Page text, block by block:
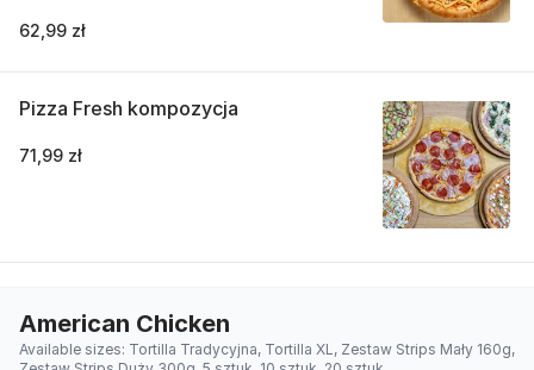
62,99 zł
Pizza Fresh kompozycja
71,99 zł
American Chicken
Available sizes: Tortilla Tradycyjna, Tortilla XL, Zestaw Strips Mały 160g,